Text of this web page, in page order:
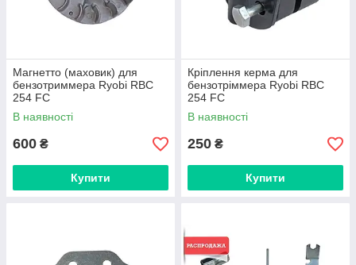
Магнетто (маховик) для
бензотриммера Ryobi RBC
254 FC
В наявності
600 ₴
Купити
Кріплення керма для
бензотріммера Ryobi RBC
254 FC
В наявності
250 ₴
Купити